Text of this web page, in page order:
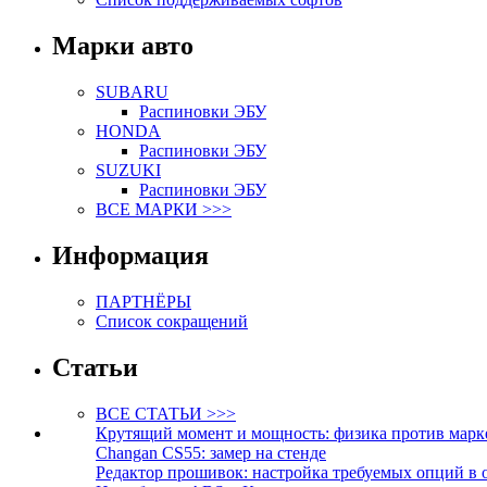
Марки авто
SUBARU
Распиновки ЭБУ
HONDA
Распиновки ЭБУ
SUZUKI
Распиновки ЭБУ
ВСЕ МАРКИ >>>
Информация
ПАРТНЁРЫ
Список сокращений
Статьи
ВСЕ СТАТЬИ >>>
Крутящий момент и мощность: физика против
Changan CS55: замер на стенде
Редактор прошивок: настройка требуемых опций в